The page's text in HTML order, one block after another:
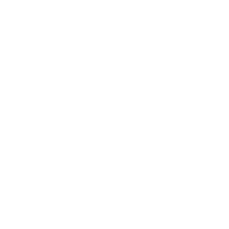
です。
ず変更すること